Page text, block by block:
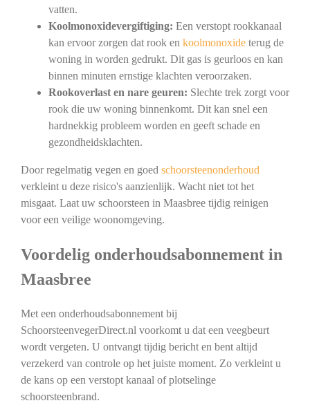
vatten.
Koolmonoxidevergiftiging: Een verstopt rookkanaal
kan ervoor zorgen dat rook en koolmonoxideterug de
woning in worden gedrukt. Dit gas is geurloos en kan
binnen minuten ernstige klachten veroorzaken.
Rookoverlast en nare geuren: Slechte trek zorgt voor
rook die uw woning binnenkomt. Dit kan snel een
hardnekkig probleem worden en geeft schade en
gezondheidsklachten.
Door regelmatig vegen en goed schoorsteenonderhoud
verkleint u deze risico's aanzienlijk. Wacht niet tot het
misgaat. Laat uw schoorsteen in Maasbree tijdig reinigen
voor een veilige woonomgeving.
Voordelig onderhoudsabonnement in
Maasbree
Met een onderhoudsabonnement bij
SchoorsteenvegerDirect.nl voorkomt u dat een veegbeurt
wordt vergeten. U ontvangt tijdig bericht en bent altijd
verzekerd van controle op het juiste moment. Zo verkleint u
de kans op een verstopt kanaal of plotselinge
schoorsteenbrand.